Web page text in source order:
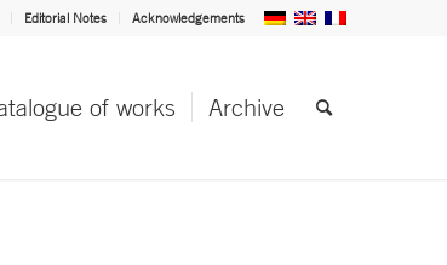
Editorial Notes Acknowledgements
of works Archive